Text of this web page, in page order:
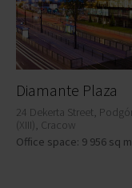
Diamante Plaza
24 Dekerta Street,
(XIII), Cracow
Office space: 9 956 sq m